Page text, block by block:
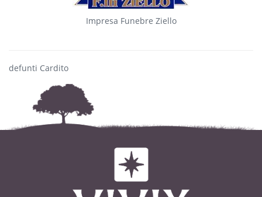
Impresa Funebre Ziello
defunti Cardito